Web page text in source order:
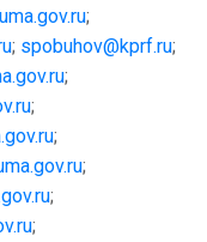
;
; spobuhov@kprf.ru;
;
;
;
;
;
;